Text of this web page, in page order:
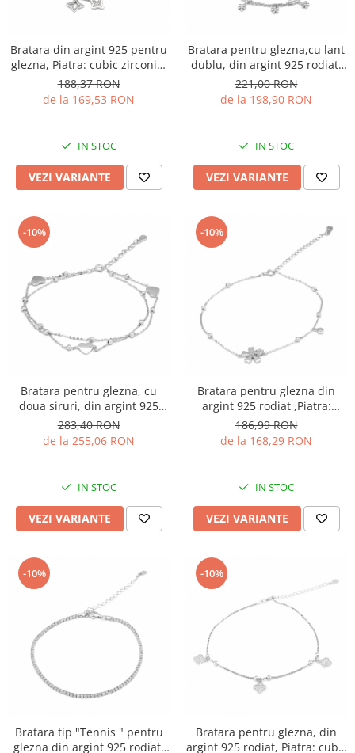
Bratara din argint 925 pentru
glezna, Piatra: cubic zirconia,
Culoare: transparent,Sonis
Silver
188,37 RON
de la 169,53 RON
IN STOC
VEZI VARIANTE
Bratara pentru glezna,cu lant
dublu, din argint 925 rodiat,
Piatra: cubic zirconia, Culoare:
transparenta, Sonis Silver
221,00 RON
de la 198,90 RON
IN STOC
VEZI VARIANTE
-10%
Bratara pentru glezna, cu
doua siruri, din argint 925
rodiat, Sonis Silver
283,40 RON
de la 255,06 RON
IN STOC
VEZI VARIANTE
-10%
Bratara pentru glezna din
argint 925 rodiat ,Piatra:
zirconia fatetata, Culoare:
transparenta, Sonis Silver
186,99 RON
de la 168,29 RON
IN STOC
VEZI VARIANTE
-10%
Bratara tip "Tennis " pentru
glezna din argint 925 rodiat,
-10%
Bratara pentru glezna, din
argint 925 rodiat, Piatra: cubic